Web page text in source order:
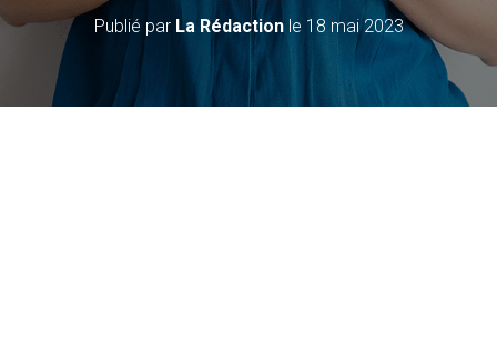
Publié par La Rédactionle 18 mai 2023